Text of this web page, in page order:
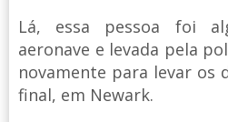
Lá, essa pessoa foi
aeronave e levada pela
novamente para levar os
final, em Newark.